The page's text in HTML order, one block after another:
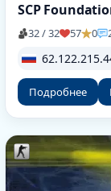
SCP
32 / 32 57 0
Подробнее